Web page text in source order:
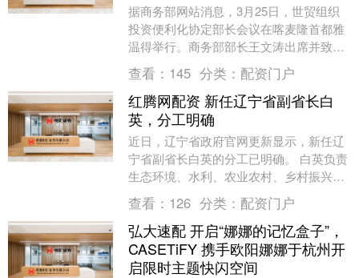
据商务部网站消息，3月25日，世贸组织
投资便利化协定部长会议在喀麦隆首都雅
温得举行。商务部部长王文涛出席并致
辞。 王文涛表示，在当前单边主义和保护
主义抬头、全球....
查看： 145 分类： 配资门户
红腾网配资 新任辽宁省副省长白
英，分工明确
近日，辽宁省政府官网更新显示，新任辽
宁省副省长白英的分工已明确。 白英负责
生态环境、水利、农业农村、乡村振兴、
卫生健康、医疗保障等方面工作。分管辽
宁省生态环境厅....
查看： 126 分类： 配资门户
弘大速配 开启“娜娜的记忆盒子”，
CASETiFY 携手欧阳娜娜于杭州开
启限时主题快闪空间